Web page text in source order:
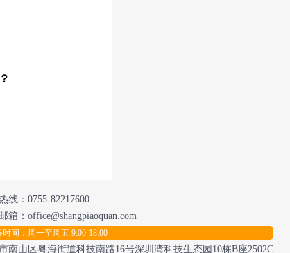
线： 0755-82217600
箱：office@shangpiaoquan.com
时间：周一至周五 9:00-18:00
南山区粤海街道科技南路16号深圳湾科技生态园10栋B座2502C